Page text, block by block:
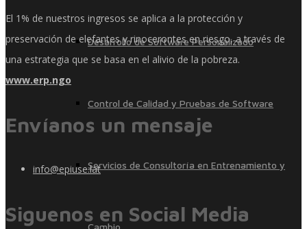
Desarrollo de Software Personalizado
Control de Calidad y Pruebas de Software
Servicios de Consultoría en Entrenamiento y
Cambio
El 1% de nuestros ingresos se aplica a la protección y
preservación de elefantes y rinocerontes en riesgo, a través de
una estrategia que se basa en el alivio de la pobreza.
www.erp.ngo
Envíanos un mensaje
info@epiuse.lat
Siguenos en Social Media